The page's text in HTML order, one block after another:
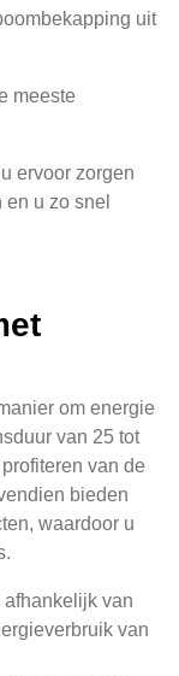
uit
meeste
ervoor zorgen
u zo snel
om energie
van 25 tot
van de
bieden
waardoor u
van
van